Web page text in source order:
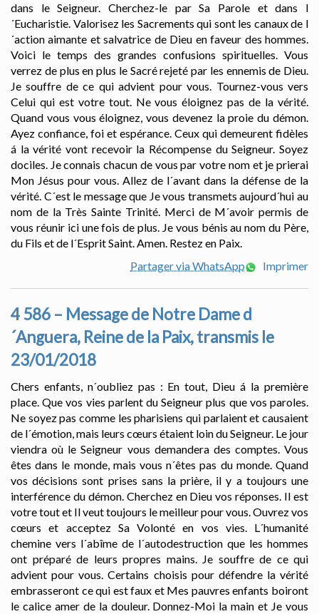
dans le Seigneur. Cherchez-le par Sa Parole et dans l
´Eucharistie. Valorisez les Sacrements qui sont les canaux de l
´action aimante et salvatrice de Dieu en faveur des hommes.
Voici le temps des grandes confusions spirituelles. Vous
verrez de plus en plus le Sacré rejeté par les ennemis de Dieu.
Je souffre de ce qui advient pour vous. Tournez-vous vers
Celui qui est votre tout. Ne vous éloignez pas de la vérité.
Quand vous vous éloignez, vous devenez la proie du démon.
Ayez confiance, foi et espérance. Ceux qui demeurent fidèles
á la vérité vont recevoir la Récompense du Seigneur. Soyez
dociles. Je connais chacun de vous par votre nom et je prierai
Mon Jésus pour vous. Allez de l´avant dans la défense de la
vérité. C´est le message que Je vous transmets aujourd´hui au
nom de la Très Sainte Trinité. Merci de M´avoir permis de
vous réunir ici une fois de plus. Je vous bénis au nom du Père,
du Fils et de l´Esprit Saint. Amen. Restez en Paix.
Partager via WhatsApp
Imprimer
4 586 – Message de Notre Dame d
´Anguera, Reine de la Paix, transmis le
23/01/2018
Chers enfants, n´oubliez pas : En tout, Dieu á la première
place. Que vos vies parlent du Seigneur plus que vos paroles.
Ne soyez pas comme les pharisiens qui parlaient et causaient
de l´émotion, mais leurs cœurs étaient loin du Seigneur. Le jour
viendra où le Seigneur vous demandera des comptes. Vous
êtes dans le monde, mais vous n´êtes pas du monde. Quand
vos décisions sont prises sans la prière, il y a toujours une
interférence du démon. Cherchez en Dieu vos réponses. Il est
votre tout et Il veut toujours le meilleur pour vous. Ouvrez vos
cœurs et acceptez Sa Volonté en vos vies. L´humanité
chemine vers l´abîme de l´autodestruction que les hommes
ont préparé de leurs propres mains. Je souffre de ce qui
advient pour vous. Certains choisis pour défendre la vérité
embrasseront ce qui est faux et Mes pauvres enfants boiront
le calice amer de la douleur. Donnez-Moi la main et Je vous